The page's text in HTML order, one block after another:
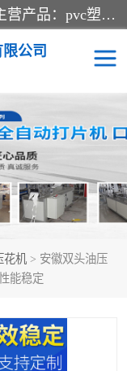
常州联宇机电自动化科技有限公司主营产品：pvc塑料焊机、高频热合机、软膜天花压边机、服装布料凹凸压花机、布料3d压印设备、服装植胶设备、超声波布料花边机、无纺布热合机、全自动压花机。
公司
花机 > 安徽双头油压
能稳定
热合机
花边机
花机压标机
装凹凸压花机
波打片成型机